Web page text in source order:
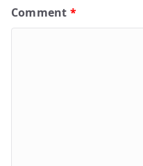
Comment *